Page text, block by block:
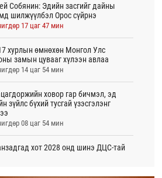
Собянин: Эдийн засгийг дайны
шилжүүлбэл Орос сүйрнэ
17 цаг 47 мин
хурлын өмнөхөн Монгол Улс
замын цувааг хүлээн авлаа
14 цаг 54 мин
ховор гар бичмэл, эд
зүйлс бүхий тусгай үзэсгэлэнг
08 цаг 54 мин
хот 2028 онд шинэ ДЦС-тай